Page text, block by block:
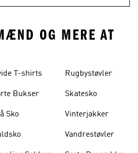
OG MERE AT
T-shirts
Bukser
Sko
Rugbystøvler
Skatesko
Vinterjakker
Vandrestøvler